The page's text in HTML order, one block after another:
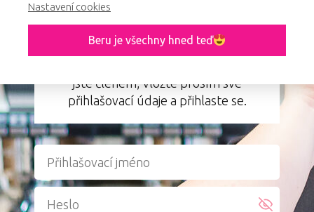
jste členem, vložte prosím své
přihlašovací údaje a přihlaste se.
Nastavení cookies
Beru je všechny hned teď